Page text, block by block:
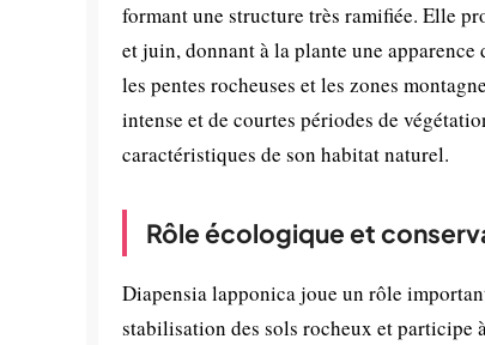
formant une structure très ramifiée. Elle
et juin, donnant à la plante une
les pentes rocheuses et les zones
intense et de courtes périodes de
caractéristiques de son habitat naturel.
Rôle écologique et
Diapensia lapponica joue un rôle
stabilisation des sols rocheux et participe